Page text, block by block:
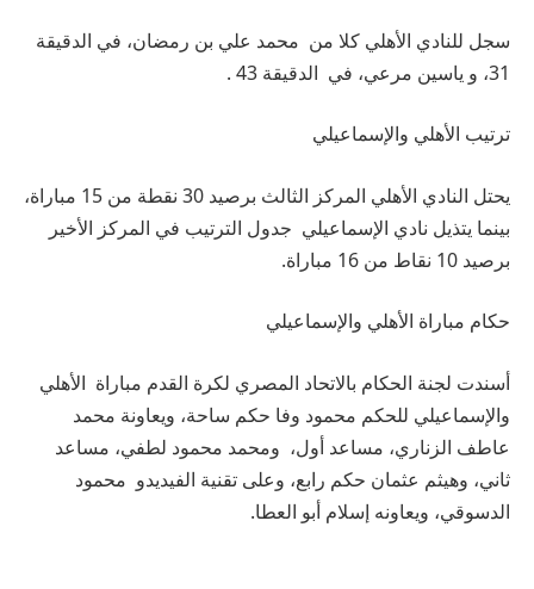
سجل للنادي الأهلي كلا من محمد علي بن رمضان، في الدقيقة
31، و ياسين مرعي، في الدقيقة 43 .
ترتيب الأهلي والإسماعيلي
يحتل النادي الأهلي المركز الثالث برصيد 30 نقطة من 15 مباراة،
بينما يتذيل نادي الإسماعيلي جدول الترتيب في المركز الأخير
برصيد 10 نقاط من 16 مباراة.
حكام مباراة الأهلي والإسماعيلي
أسندت لجنة الحكام بالاتحاد المصري لكرة القدم مباراة الأهلي
والإسماعيلي للحكم محمود وفا حكم ساحة، ويعاونة محمد
عاطف الزناري، مساعد أول، ومحمد محمود لطفي، مساعد
ثاني، وهيثم عثمان حكم رابع، وعلى تقنية الفيديدو محمود
الدسوقي، ويعاونه إسلام أبو العطا.